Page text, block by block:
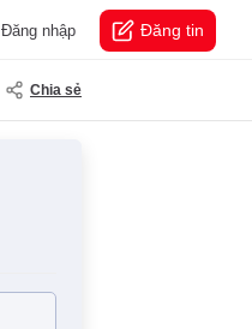
Đăng nhập Đăng tin
Chia sẻ